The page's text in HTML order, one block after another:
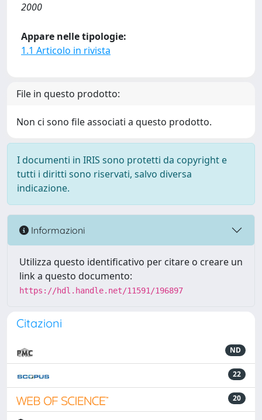
2000
Appare nelle tipologie:
1.1 Articolo in rivista
File in questo prodotto:
Non ci sono file associati a questo prodotto.
I documenti in IRIS sono protetti da copyright e
tutti i diritti sono riservati, salvo diversa
indicazione.
Informazioni
Utilizza questo identificativo per citare o creare un
link a questo documento:
https://hdl.handle.net/11591/196897
Citazioni
ND
22
20